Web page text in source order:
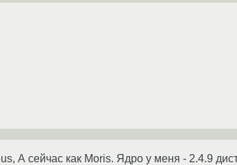
А сейчас как Moris. Ядро у меня - 2.4.9